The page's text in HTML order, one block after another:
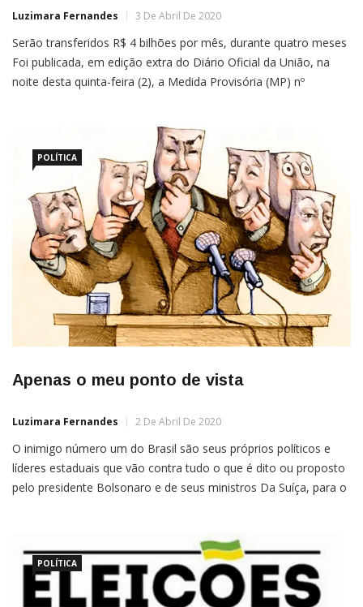
Luzimara Fernandes 3 De Abril De 2020
Serão transferidos R$ 4 bilhões por mês, durante quatro meses
Foi publicada, em edição extra do Diário Oficial da União, na
noite desta quinta-feira (2), a Medida Provisória (MP) nº
pandemia de covid-19 no País. Serão transferidos […]
POLÍTICA
Apenas o meu ponto de vista
Luzimara Fernandes 2 De Abril De 2020
O inimigo número um do Brasil são seus próprios políticos e
líderes estaduais que vão contra tudo o que é dito ou proposto
pelo presidente Bolsonaro e de seus ministros Da Suíça, para o
POLÍTICA